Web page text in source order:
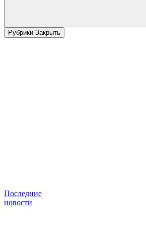
Рубрики Закрыть
Последние
новости